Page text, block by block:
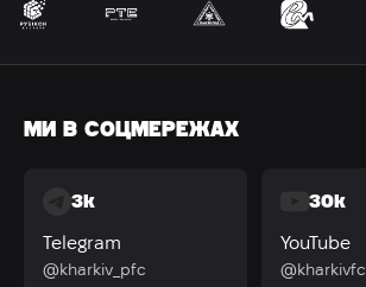
МИ В СОЦМЕРЕЖАХ
3k
Telegram
@kharkiv_pfc
30k
YouTube
@kharkivfc